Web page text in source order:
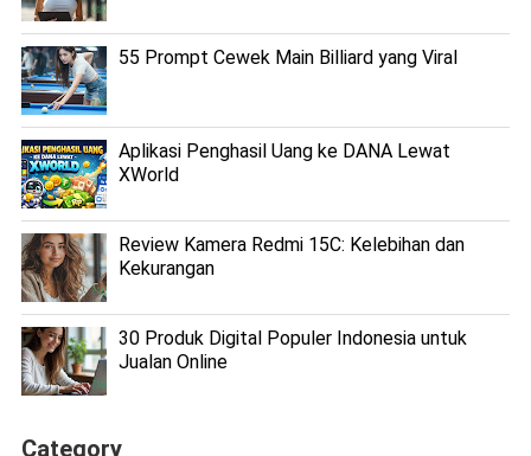
55 Prompt Cewek Main Billiard yang Viral
Aplikasi Penghasil Uang ke DANA Lewat
XWorld
Review Kamera Redmi 15C: Kelebihan dan
Kekurangan
30 Produk Digital Populer Indonesia untuk
Jualan Online
Category